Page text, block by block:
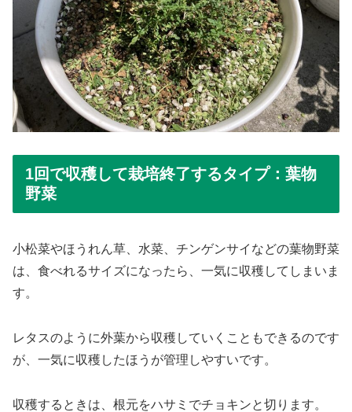
1回で収穫して栽培終了するタイプ：葉物
野菜
小松菜やほうれん草、水菜、チンゲンサイなどの葉物野菜
は、食べれるサイズになったら、一気に収穫してしまいま
す。
レタスのように外葉から収穫していくこともできるのです
が、一気に収穫したほうが管理しやすいです。
収穫するときは、根元をハサミでチョキンと切ります。